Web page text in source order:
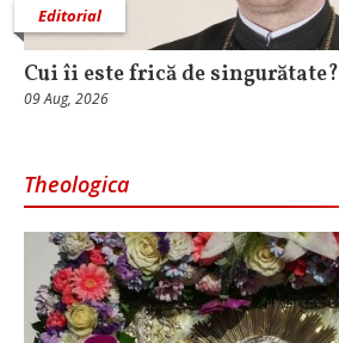
Editorial
Cui îi este frică de singurătate?
09 Aug, 2026
Theologica